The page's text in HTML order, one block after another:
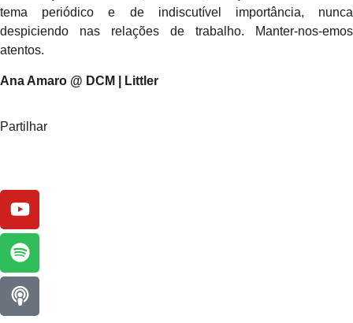
tema periódico e de indiscutível importância, nunca
despiciendo nas relações de trabalho. Manter-nos-emos
atentos.
Ana Amaro @ DCM | Littler
Partilhar